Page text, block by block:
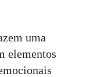
uma
elementos